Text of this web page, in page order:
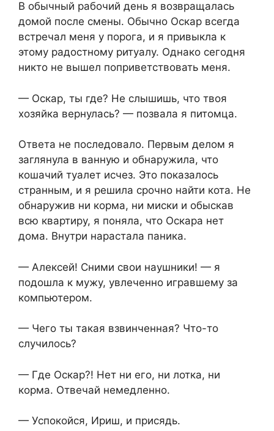
В обычный рабочий день я возвращалась
домой после смены. Обычно Оскар всегда
встречал меня у порога, и я привыкла к
этому радостному ритуалу. Однако сегодня
никто не вышел поприветствовать меня.
— Оскар, ты где? Не слышишь, что твоя
хозяйка вернулась? — позвала я питомца.
Ответа не последовало. Первым делом я
заглянула в ванную и обнаружила, что
кошачий туалет исчез. Это показалось
странным, и я решила срочно найти кота. Не
обнаружив ни корма, ни миски и обыскав
всю квартиру, я поняла, что Оскара нет
дома. Внутри нарастала паника.
— Алексей! Сними свои наушники! — я
подошла к мужу, увлеченно игравшему за
компьютером.
— Чего ты такая взвинченная? Что-то
случилось?
— Где Оскар?! Нет ни его, ни лотка, ни
корма. Отвечай немедленно.
— Успокойся, Ириш, и присядь.